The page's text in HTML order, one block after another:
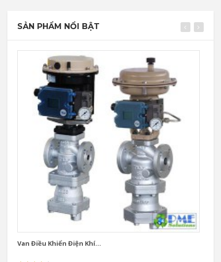
SẢN PHẨM NỔI BẬT
Van Điều Khiển Điện Khí...